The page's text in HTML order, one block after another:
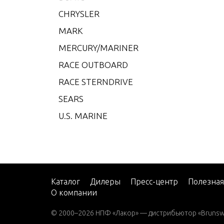
CHRYSLER
MARK
MERCURY/MARINER
RACE OUTBOARD
RACE STERNDRIVE
SEARS
U.S. MARINE
CMD
CMD
CMD
Каталог Дилеры Пресс-центр
О компании
© 2000–2026 НПФ «Лакор» — дистрибьютор